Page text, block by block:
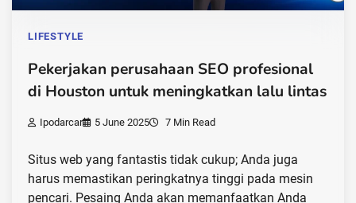
LIFESTYLE
Pekerjakan perusahaan SEO profesional
di Houston untuk meningkatkan lalu lintas
Ipodarcar 5 June 2025 7 Min Read
Situs web yang fantastis tidak cukup; Anda juga
harus memastikan peringkatnya tinggi pada mesin
pencari. Pesaing Anda akan memanfaatkan Anda